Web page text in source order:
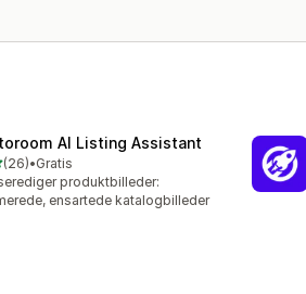
AI Listing Assistant
af 5 stjerner
(26) i alt
•Gratis
produktbilleder:
ensartede katalogbilleder